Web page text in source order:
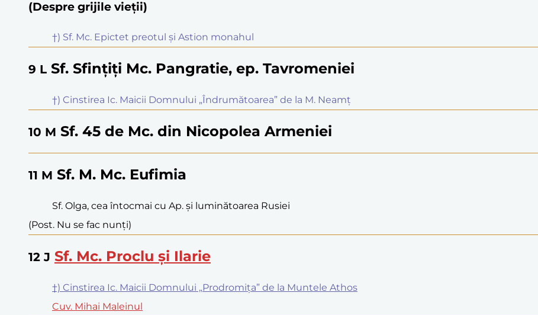
(Despre grijile vieții)
†) Sf. Mc. Epictet preotul și Astion monahul
9 L Sf. Sfințiți Mc. Pangratie, ep. Tavromeniei
†) Cinstirea Ic. Maicii Domnului „Îndrumătoarea” de la M. Neamț
10 M Sf. 45 de Mc. din Nicopolea Armeniei
11 M Sf. M. Mc. Eufimia
Sf. Olga, cea întocmai cu Ap. și luminătoarea Rusiei
(Post. Nu se fac nunți)
12 J Sf. Mc. Proclu și Ilarie
†) Cinstirea Ic. Maicii Domnului „Prodromița” de la Muntele Athos
Cuv. Mihai Maleinul